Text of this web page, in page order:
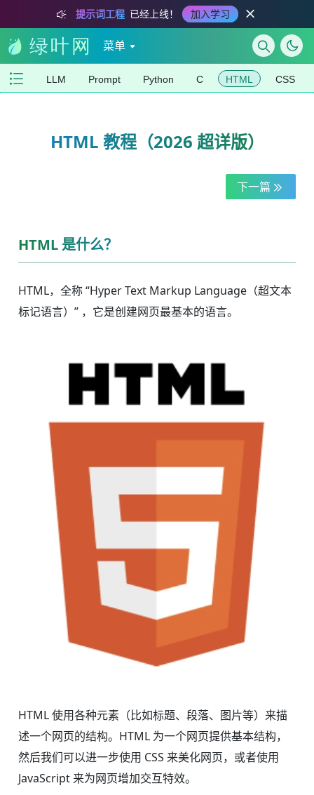
提示词工程 已经上线！ 加入学习
菜单
LLM Prompt Python C HTML CSS
HTML 教程（2026 超详版）
下一篇
HTML 是什么？
HTML，全称 “Hyper Text Markup Language（超文本
标记语言）” ，它是创建网页最基本的语言。
HTML 使用各种元素（比如标题、段落、图片等）来描
述一个网页的结构。HTML 为一个网页提供基本结构，
然后我们可以进一步使用 CSS 来美化网页，或者使用
JavaScript 来为网页增加交互特效。